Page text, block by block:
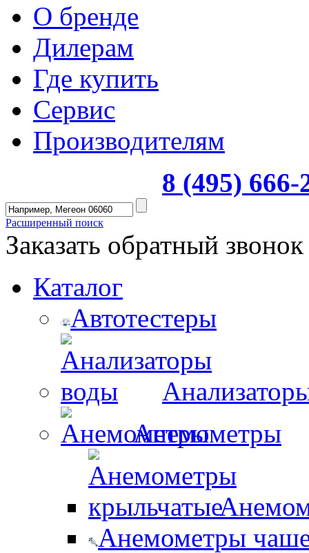
О бренде
Дилерам
Где купить
Сервис
Производителям
8 (495)
Расширенный поиск
Заказать обратный звонок
Каталог
Автотестеры
Анемометры
Анемометры